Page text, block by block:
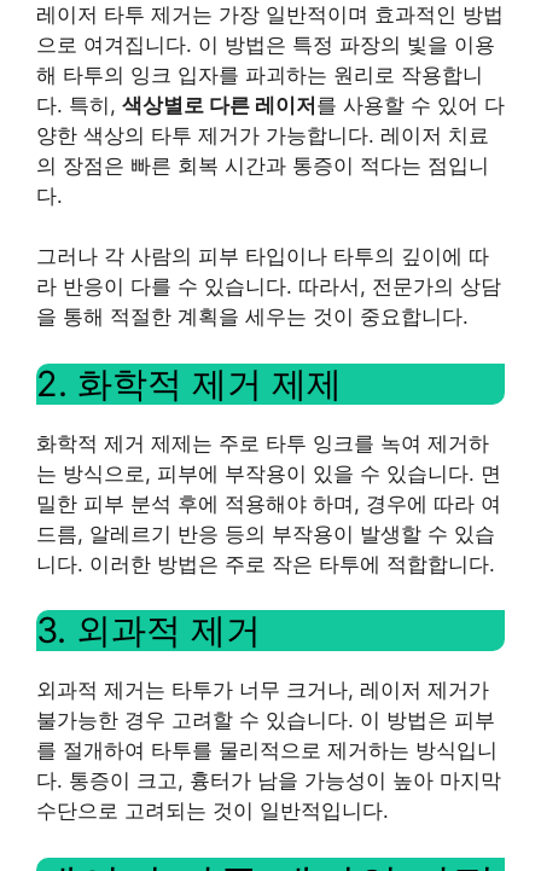
레이저 타투 제거는 가장 일반적이며 효과적인 방법
으로 여겨집니다. 이 방법은 특정 파장의 빛을 이용
해 타투의 잉크 입자를 파괴하는 원리로 작용합니
다. 특히, 색상별로 다른 레이저를 사용할 수 있어 다
양한 색상의 타투 제거가 가능합니다. 레이저 치료
의 장점은 빠른 회복 시간과 통증이 적다는 점입니
다.
그러나 각 사람의 피부 타입이나 타투의 깊이에 따
라 반응이 다를 수 있습니다. 따라서, 전문가의 상담
을 통해 적절한 계획을 세우는 것이 중요합니다.
2. 화학적 제거 제제
화학적 제거 제제는 주로 타투 잉크를 녹여 제거하
는 방식으로, 피부에 부작용이 있을 수 있습니다. 면
밀한 피부 분석 후에 적용해야 하며, 경우에 따라 여
드름, 알레르기 반응 등의 부작용이 발생할 수 있습
니다. 이러한 방법은 주로 작은 타투에 적합합니다.
3. 외과적 제거
외과적 제거는 타투가 너무 크거나, 레이저 제거가
불가능한 경우 고려할 수 있습니다. 이 방법은 피부
를 절개하여 타투를 물리적으로 제거하는 방식입니
다. 통증이 크고, 흉터가 남을 가능성이 높아 마지막
수단으로 고려되는 것이 일반적입니다.